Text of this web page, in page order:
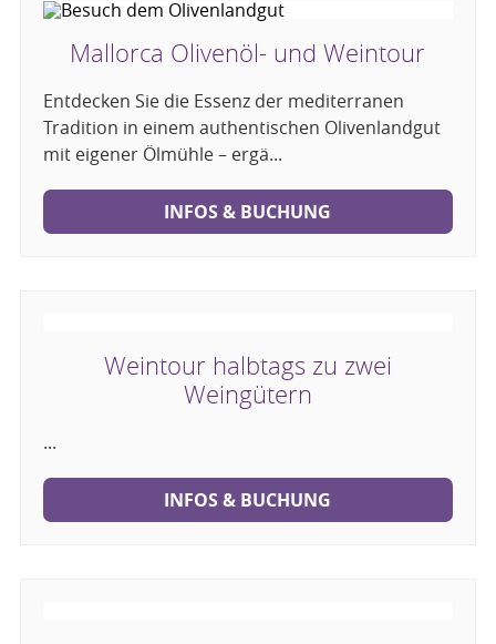
Mallorca Olivenöl- und Weintour
Entdecken Sie die Essenz der mediterranen
Tradition in einem authentischen Olivenlandgut
mit eigener Ölmühle – ergä...
INFOS & BUCHUNG
Weintour halbtags zu zwei
Weingütern
...
INFOS & BUCHUNG